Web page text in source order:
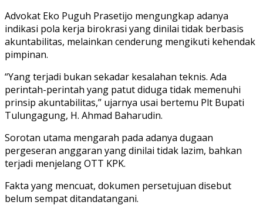
Advokat Eko Puguh Prasetijo mengungkap adanya
indikasi pola kerja birokrasi yang dinilai tidak berbasis
akuntabilitas, melainkan cenderung mengikuti kehendak
pimpinan.
“Yang terjadi bukan sekadar kesalahan teknis. Ada
perintah-perintah yang patut diduga tidak memenuhi
prinsip akuntabilitas,” ujarnya usai bertemu Plt Bupati
Tulungagung, H. Ahmad Baharudin.
Sorotan utama mengarah pada adanya dugaan
pergeseran anggaran yang dinilai tidak lazim, bahkan
terjadi menjelang OTT KPK.
Fakta yang mencuat, dokumen persetujuan disebut
belum sempat ditandatangani.